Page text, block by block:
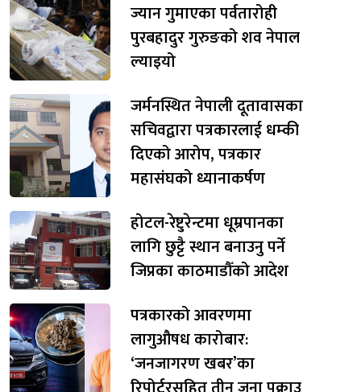
ज्यान गुमाएका पर्वतारोही
पुरबहादुर गुरुङको शव नेपाल
ल्याइयो
जर्मनस्थित नेपाली दूतावासका
सचिवद्वारा पत्रकारलाई धम्की
दिएको आरोप, पत्रकार
महासंघको ध्यानाकर्षण
होटल-रेष्टुरेन्टमा धूम्रपानका
लागि छुट्टै स्थान बनाउनु पर्ने
जिप्रका काठमाडौँको आदेश
पत्रकारको आवरणमा
लागुऔषध कारोबार:
‘जनजागरण खबर’का